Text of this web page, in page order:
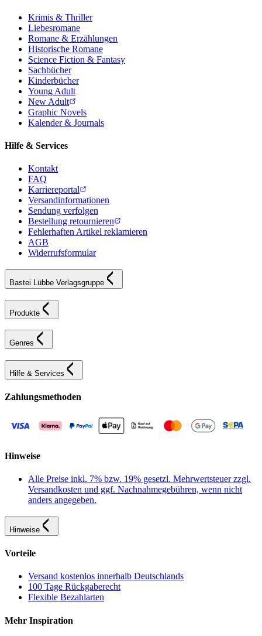
Krimis & Thriller
Liebesromane
Romane & Erzählungen
Historische Romane
Science Fiction & Fantasy
Sachbücher
Kinderbücher
Young Adult
New Adult
Graphic Novels
Kalender & Journals
Hilfe & Services
Kontakt
FAQ
Karriereportal
Versandinformationen
Sendung verfolgen
Bestellung retournieren
Fehlerhaften Artikel reklamieren
AGB
Widerrufsformular
Bastei Lübbe Verlagsgruppe
Produkte
Genres
Hilfe & Services
Zahlungsmethoden
Hinweise
Alle Preise inkl. 7% bzw. 19% gesetzl. Mehrwertsteuer zzgl.
Versandkosten und ggf. Nachnahmegebühren, wenn nicht
anders angegeben.
Hinweise
Vorteile
Versand kostenlos innerhalb Deutschlands
100 Tage Rückgaberecht
Flexible Bezahlarten
Mehr Inspiration